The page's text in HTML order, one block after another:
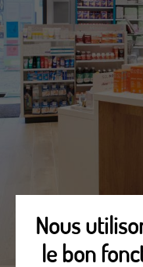
Nous
le bon